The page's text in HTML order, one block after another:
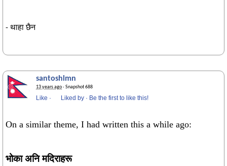
- थाहा छैन
santoshlmn
13 years ago· Snapshot 688
Like · Liked by · Be the first to like this!
On a similar theme, I had written this a while ago:
भोका अनि मदिराहरू